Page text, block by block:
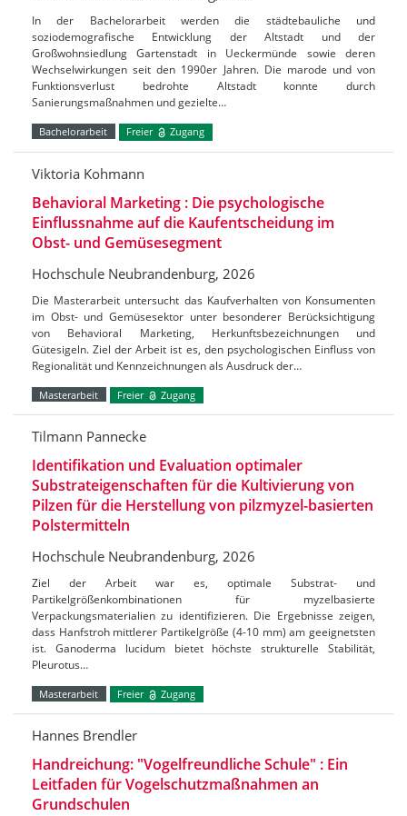
In der Bachelorarbeit werden die städtebauliche und
soziodemografische Entwicklung der Altstadt und der
Großwohnsiedlung Gartenstadt in Ueckermünde sowie deren
Wechselwirkungen seit den 1990er Jahren. Die marode und von
Funktionsverlust bedrohte Altstadt konnte durch
Sanierungsmaßnahmen und gezielte…
Bachelorarbeit Freier Zugang
Viktoria Kohmann
Behavioral Marketing : Die psychologische
Einflussnahme auf die Kaufentscheidung im
Obst- und Gemüsesegment
Hochschule Neubrandenburg, 2026
Die Masterarbeit untersucht das Kaufverhalten von Konsumenten
im Obst- und Gemüsesektor unter besonderer Berücksichtigung
von Behavioral Marketing, Herkunftsbezeichnungen und
Gütesigeln. Ziel der Arbeit ist es, den psychologischen Einfluss von
Regionalität und Kennzeichnungen als Ausdruck der…
Masterarbeit Freier Zugang
Tilmann Pannecke
Identifikation und Evaluation optimaler
Substrateigenschaften für die Kultivierung von
Pilzen für die Herstellung von pilzmyzel-basierten
Polstermitteln
Hochschule Neubrandenburg, 2026
Ziel der Arbeit war es, optimale Substrat- und
Partikelgrößenkombinationen für myzelbasierte
Verpackungsmaterialien zu identifizieren. Die Ergebnisse zeigen,
dass Hanfstroh mittlerer Partikelgröße (4-10 mm) am geeignetsten
ist. Ganoderma lucidum bietet höchste strukturelle Stabilität,
Pleurotus…
Masterarbeit Freier Zugang
Hannes Brendler
Handreichung: "Vogelfreundliche Schule" : Ein
Leitfaden für Vogelschutzmaßnahmen an
Grundschulen